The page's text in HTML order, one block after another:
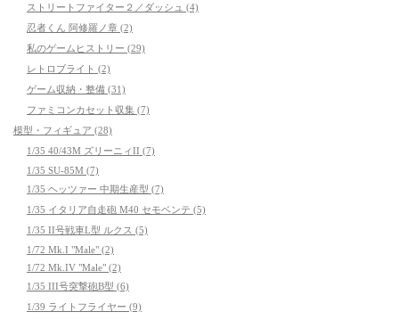
ストリートファイター２／ダッシュ (4)
忍者くん 阿修羅ノ章 (2)
私のゲームヒストリー (29)
レトロブライト (2)
ゲーム収納・整備 (31)
ファミコンカセット収集 (7)
模型・フィギュア (28)
1/35 40/43M ズリーニィII (7)
1/35 SU-85M (7)
1/35 ヘッツァー 中期生産型 (7)
1/35 イタリア自走砲 M40 セモベンテ (5)
1/35 II号戦車L型 ルクス (5)
1/72 Mk.I "Male" (2)
1/72 Mk.IV "Male" (2)
1/35 III号突撃砲B型 (6)
1/39 ライトフライヤー (9)